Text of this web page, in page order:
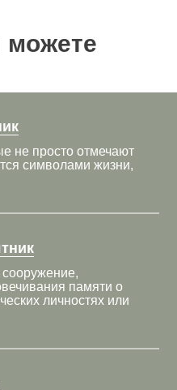
можете
не просто отмечают
символами жизни,
памяти о
личностях или